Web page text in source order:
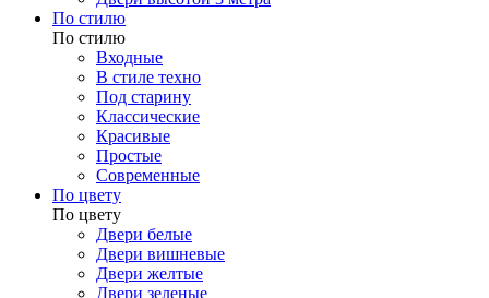
По стилю
По стилю
Входные
В стиле техно
Под старину
Классические
Красивые
Простые
Современные
По цвету
По цвету
Двери белые
Двери вишневые
Двери желтые
Двери зеленые